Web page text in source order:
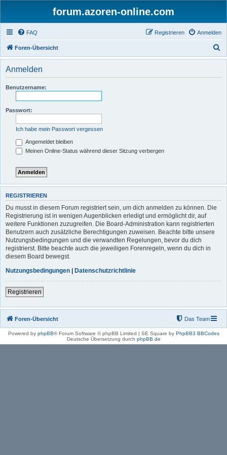
forum.azoren-online.com
FAQ Anmelden
Registrieren
Foren-Übersicht
u
Anmelden
Benutzername:
Passwort:
Ich habe mein Passwort vergessen
Angemeldet bleiben
Meinen Online-Status während dieser Sitzung verbergen
REGISTRIEREN
Du musst in diesem Forum registriert sein, um dich anmelden zu können. Die
Registrierung ist in wenigen Augenblicken erledigt und ermöglicht dir, auf
weitere Funktionen zuzugreifen. Die Board-Administration kann registrierten
Benutzern auch zusätzliche Berechtigungen zuweisen. Beachte bitte unsere
Nutzungsbedingungen und die verwandten Regelungen, bevor du dich
registrierst. Bitte beachte auch die jeweiligen Forenregeln, wenn du dich in
diesem Board bewegst.
Nutzungsbedingungen | Datenschutzrichtlinie
Registrieren
Foren-Übersicht Das Team
Powered by phpBB® Forum Software © phpBB Limited | SE Square by PhpBB3 BBCodes
Deutsche Übersetzung durch phpBB.de